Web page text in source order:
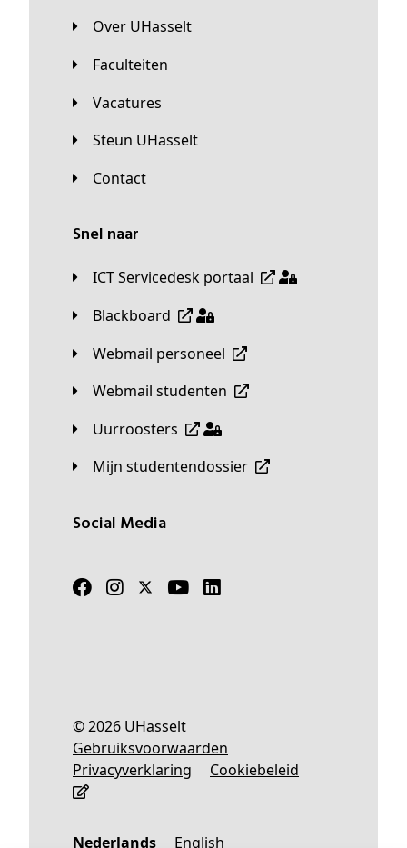
Over UHasselt
Faculteiten
Vacatures
Steun UHasselt
Contact
Snel naar
ICT Servicedesk portaal
Blackboard
Webmail personeel
Webmail studenten
Uurroosters
Mijn studentendossier
Social Media
© 2026 UHasselt
Gebruiksvoorwaarden
Privacyverklaring
Cookiebeleid
Nederlands English